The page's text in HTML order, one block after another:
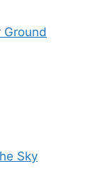
Ground
Sky